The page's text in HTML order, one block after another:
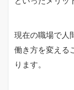
現在の職場で人
働き方を変える
ります。